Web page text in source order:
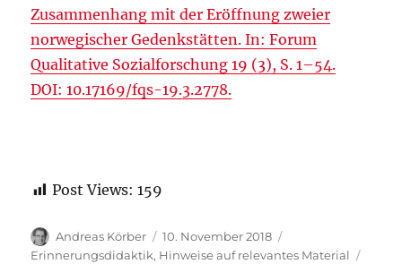
Zusammenhang mit der Eröffnung zweier
norwegischer Gedenkstätten. In: Forum
Qualitative Sozialforschung 19 (3), S. 1–54.
DOI: 10.17169/fqs-19.3.2778.
Post Views: 159
Autor
Andreas Körber
Veröffentlicht
am
10. November 2018
Erinnerungsdidaktik, Hinweise auf relevantes Material